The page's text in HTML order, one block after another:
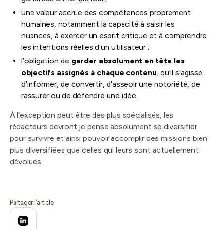
une valeur accrue des compétences proprement
humaines, notamment la capacité à saisir les
nuances, à exercer un esprit critique et à comprendre
les intentions réelles d'un utilisateur ;
l’obligation de garder absolument en tête les
objectifs assignés à chaque contenu, qu'il s'agisse
d'informer, de convertir, d'asseoir une notoriété, de
rassurer ou de défendre une idée.
À l’exception peut être des plus spécialisés, les
rédacteurs devront je pense absolument se diversifier
pour survivre et ainsi pouvoir accomplir des missions bien
plus diversifiées que celles qui leurs sont actuellement
dévolues.
Partager l’article